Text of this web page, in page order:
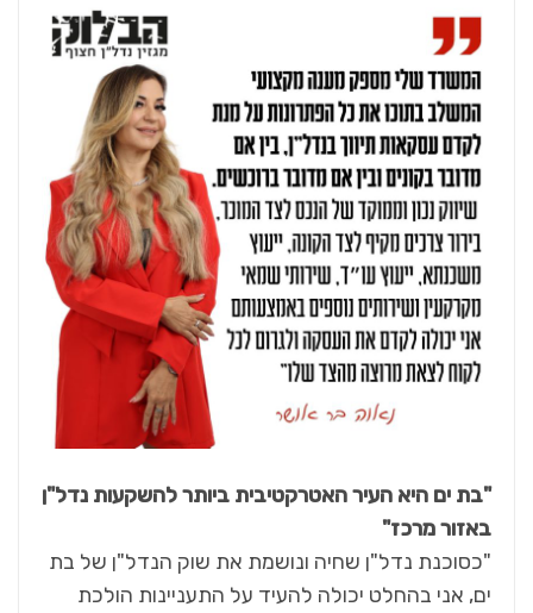
"בת ים היא העיר האטרקטיבית ביותר להשקעות נדל"ן
באזור מרכז"
"כסוכנת נדל"ן שחיה ונושמת את שוק הנדל"ן של בת
ים, אני בהחלט יכולה להעיד על התעניינות הולכת